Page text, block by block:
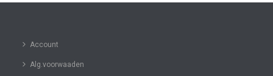
Account
Alg.voorwaaden